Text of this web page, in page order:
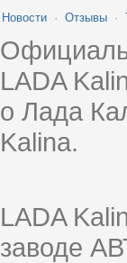
Новости · Отзывы ·
LADA
о Лада
Kalina.
LADA
заводе